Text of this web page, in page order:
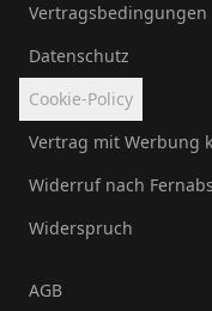
Vertragsbedingungen
Datenschutz
Cookie-Policy
Vertrag mit Werbung
Widerruf nach
Widerspruch
AGB